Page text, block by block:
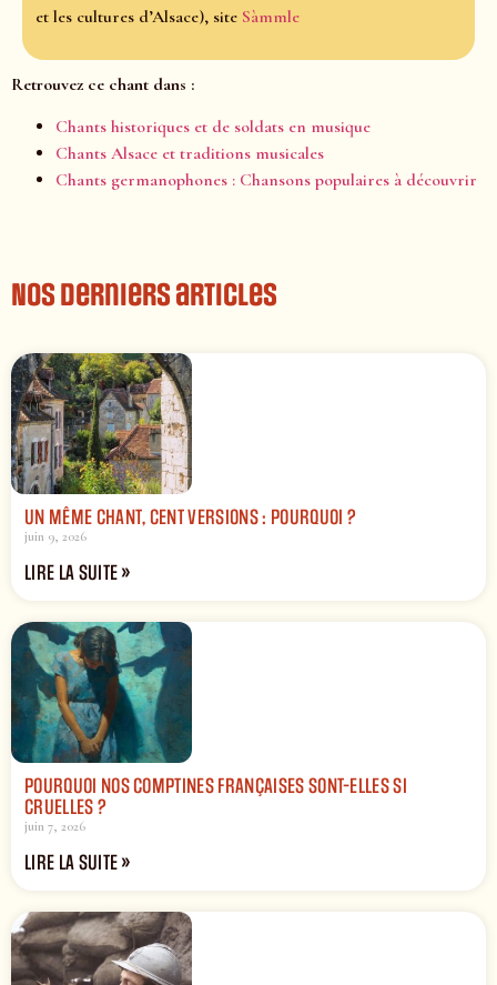
et les cultures d’Alsace), site Sàmmle
Retrouvez ce chant dans :
Chants historiques et de soldats en musique
Chants Alsace et traditions musicales
Chants germanophones : Chansons populaires à découvrir
Nos derniers articles
UN MÊME CHANT, CENT VERSIONS : POURQUOI ?
juin 9, 2026
LIRE LA SUITE »
POURQUOI NOS COMPTINES FRANÇAISES SONT-ELLES SI
CRUELLES ?
juin 7, 2026
LIRE LA SUITE »